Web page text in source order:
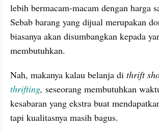
lebih bermacam-macam dengan harga
Sebab barang yang dijual merupakan
biasanya akan disumbangkan kepada
membutuhkan.
Nah, makanya kalau belanja di thrift
thrifting, seseorang membutuhkan
kesabaran yang ekstra buat
tapi kualitasnya masih bagus.